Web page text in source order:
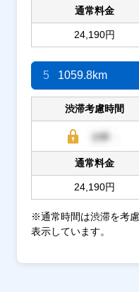
通常料金
24,190円
5 1059.8km
渋滞考慮時間
通常料金
24,190円
※通常時間は渋滞を考
表示しています。